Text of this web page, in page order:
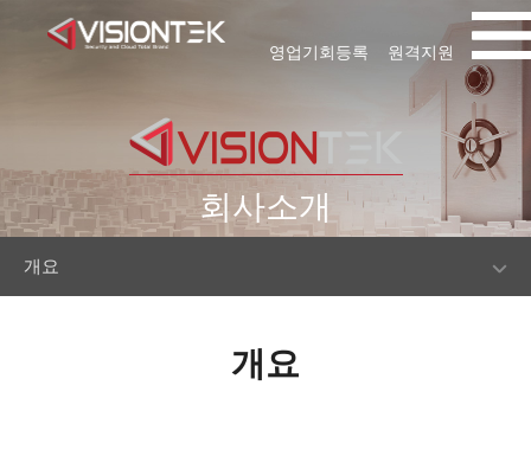
원격지원
영업기회등록
회사소개
개요
개요